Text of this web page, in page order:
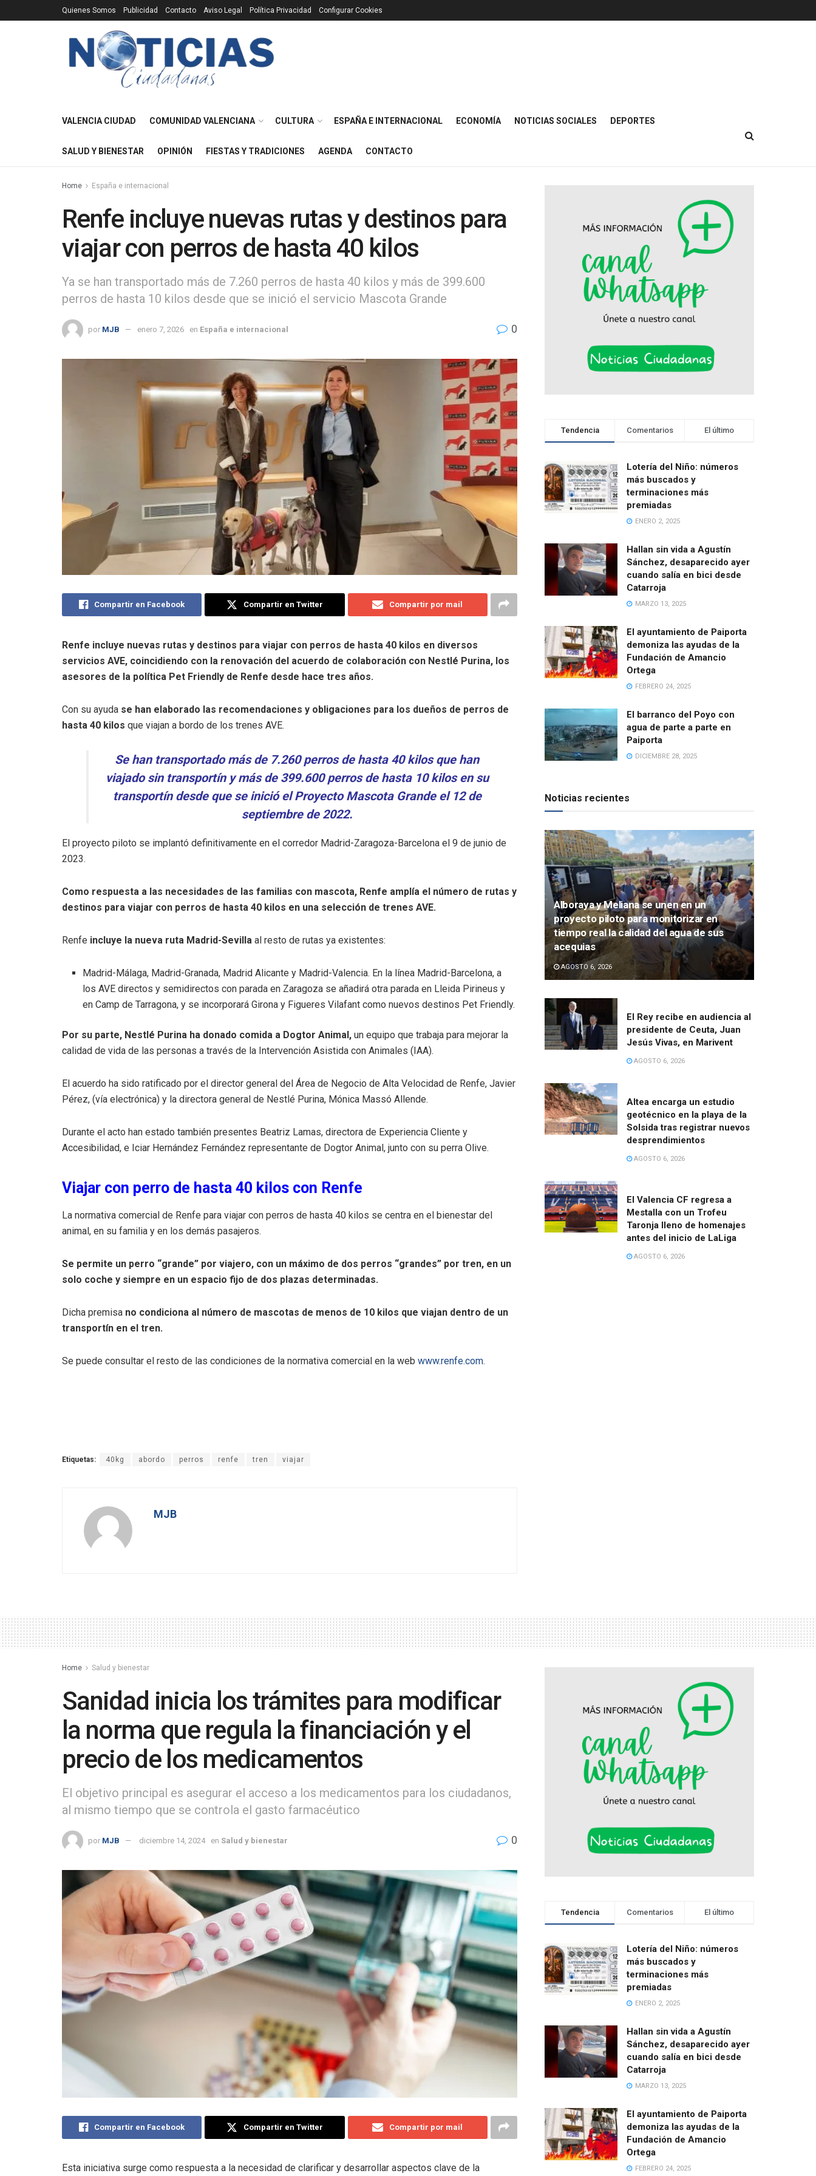
Quienes Somos Publicidad Contacto Aviso Legal Política Privacidad Configurar Cookies
VALENCIA CIUDAD COMUNIDAD VALENCIANA CULTURA ESPAÑA E INTERNACIONAL ECONOMÍA NOTICIAS SOCIALES DEPORTES
SALUD Y BIENESTAR OPINIÓN FIESTAS Y TRADICIONES AGENDA CONTACTO
Home España e internacional
Renfe incluye nuevas rutas y destinos para
viajar con perros de hasta 40 kilos
Ya se han transportado más de 7.260 perros de hasta 40 kilos y más de 399.600
perros de hasta 10 kilos desde que se inició el servicio Mascota Grande
por MJB enero 7, 2026 en España e internacional 0
Compartir en Facebook Compartir en Twitter Compartir por mail
Renfe incluye nuevas rutas y destinos para viajar con perros de hasta 40 kilos en diversos
servicios AVE, coincidiendo con la renovación del acuerdo de colaboración con Nestlé Purina, los
asesores de la política Pet Friendly de Renfe desde hace tres años.
Con su ayuda se han elaborado las recomendaciones y obligaciones para los dueños de perros de
hasta 40 kilos que viajan a bordo de los trenes AVE.
Se han transportado más de 7.260 perros de hasta 40 kilos que han
viajado sin transportín y más de 399.600 perros de hasta 10 kilos en su
transportín desde que se inició el Proyecto Mascota Grande el 12 de
septiembre de 2022.
El proyecto piloto se implantó definitivamente en el corredor Madrid-Zaragoza-Barcelona el 9 de junio de
2023.
Como respuesta a las necesidades de las familias con mascota, Renfe amplía el número de rutas y
destinos para viajar con perros de hasta 40 kilos en una selección de trenes AVE.
Renfe incluye la nueva ruta Madrid-Sevilla al resto de rutas ya existentes:
Madrid-Málaga, Madrid-Granada, Madrid Alicante y Madrid-Valencia. En la línea Madrid-Barcelona, a
los AVE directos y semidirectos con parada en Zaragoza se añadirá otra parada en Lleida Pirineus y
en Camp de Tarragona, y se incorporará Girona y Figueres Vilafant como nuevos destinos Pet Friendly.
Por su parte, Nestlé Purina ha donado comida a Dogtor Animal, un equipo que trabaja para mejorar la
calidad de vida de las personas a través de la Intervención Asistida con Animales (IAA).
El acuerdo ha sido ratificado por el director general del Área de Negocio de Alta Velocidad de Renfe, Javier
Pérez, (vía electrónica) y la directora general de Nestlé Purina, Mónica Massó Allende.
Durante el acto han estado también presentes Beatriz Lamas, directora de Experiencia Cliente y
Accesibilidad, e Iciar Hernández Fernández representante de Dogtor Animal, junto con su perra Olive.
Viajar con perro de hasta 40 kilos con Renfe
La normativa comercial de Renfe para viajar con perros de hasta 40 kilos se centra en el bienestar del
animal, en su familia y en los demás pasajeros.
Se permite un perro “grande” por viajero, con un máximo de dos perros “grandes” por tren, en un
solo coche y siempre en un espacio fijo de dos plazas determinadas.
Dicha premisa no condiciona al número de mascotas de menos de 10 kilos que viajan dentro de un
transportín en el tren.
Se puede consultar el resto de las condiciones de la normativa comercial en la web www.renfe.com.
Etiquetas: 40kg abordo perros renfe tren viajar
MJB
Tendencia Comentarios El último
Lotería del Niño: números
más buscados y
terminaciones más
premiadas
ENERO 2, 2025
Hallan sin vida a Agustín
Sánchez, desaparecido ayer
cuando salía en bici desde
Catarroja
MARZO 13, 2025
El ayuntamiento de Paiporta
demoniza las ayudas de la
Fundación de Amancio
Ortega
FEBRERO 24, 2025
El barranco del Poyo con
agua de parte a parte en
Paiporta
DICIEMBRE 28, 2025
Noticias recientes
Alboraya y Meliana se unen en un
proyecto piloto para monitorizar en
tiempo real la calidad del agua de sus
acequias
AGOSTO 6, 2026
El Rey recibe en audiencia al
presidente de Ceuta, Juan
Jesús Vivas, en Marivent
AGOSTO 6, 2026
Altea encarga un estudio
geotécnico en la playa de la
Solsida tras registrar nuevos
desprendimientos
AGOSTO 6, 2026
El Valencia CF regresa a
Mestalla con un Trofeu
Taronja lleno de homenajes
antes del inicio de LaLiga
AGOSTO 6, 2026
Home Salud y bienestar
Sanidad inicia los trámites para modificar
la norma que regula la financiación y el
precio de los medicamentos
El objetivo principal es asegurar el acceso a los medicamentos para los ciudadanos,
al mismo tiempo que se controla el gasto farmacéutico
por MJB diciembre 14, 2024 en Salud y bienestar 0
Compartir en Facebook Compartir en Twitter Compartir por mail
Esta iniciativa surge como respuesta a la necesidad de clarificar y desarrollar aspectos clave de la
Tendencia Comentarios El último
Lotería del Niño: números
más buscados y
terminaciones más
premiadas
ENERO 2, 2025
Hallan sin vida a Agustín
Sánchez, desaparecido ayer
cuando salía en bici desde
Catarroja
MARZO 13, 2025
El ayuntamiento de Paiporta
demoniza las ayudas de la
Fundación de Amancio
Ortega
FEBRERO 24, 2025